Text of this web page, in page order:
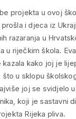
projekta u ovoj
i djeca iz
razaranja u
u riječkim škola.
kako joj je
što u sklopu
joj se svidjelo
koji je sastavni
Rijeka pliva.